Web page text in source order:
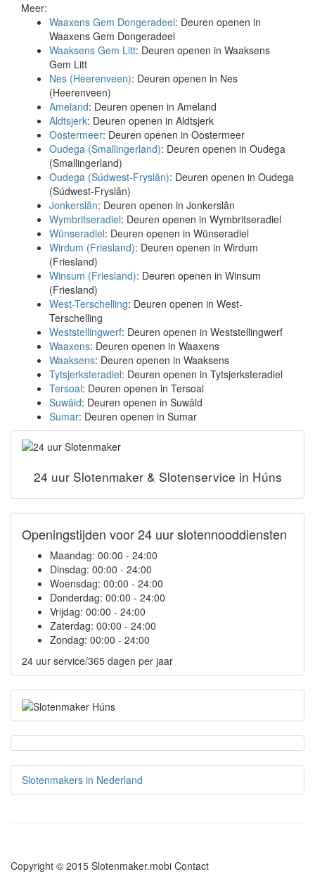
Meer:
Waaxens Gem Dongeradeel: Deuren openen in
Waaxens Gem Dongeradeel
Waaksens Gem Litt: Deuren openen in Waaksens
Gem Litt
Nes (Heerenveen): Deuren openen in Nes
(Heerenveen)
Ameland: Deuren openen in Ameland
Aldtsjerk: Deuren openen in Aldtsjerk
Oostermeer: Deuren openen in Oostermeer
Oudega (Smallingerland): Deuren openen in Oudega
(Smallingerland)
Oudega (Súdwest-Fryslân): Deuren openen in Oudega
(Súdwest-Fryslân)
Jonkerslân: Deuren openen in Jonkerslân
Wymbritseradiel: Deuren openen in Wymbritseradiel
Wünseradiel: Deuren openen in Wünseradiel
Wirdum (Friesland): Deuren openen in Wirdum
(Friesland)
Winsum (Friesland): Deuren openen in Winsum
(Friesland)
West-Terschelling: Deuren openen in West-
Terschelling
Weststellingwerf: Deuren openen in Weststellingwerf
Waaxens: Deuren openen in Waaxens
Waaksens: Deuren openen in Waaksens
Tytsjerksteradiel: Deuren openen in Tytsjerksteradiel
Tersoal: Deuren openen in Tersoal
Suwâld: Deuren openen in Suwâld
Sumar: Deuren openen in Sumar
24 uur Slotenmaker & Slotenservice in Húns
Openingstijden voor 24 uur slotennooddiensten
Maandag: 00:00 - 24:00
Dinsdag: 00:00 - 24:00
Woensdag: 00:00 - 24:00
Donderdag: 00:00 - 24:00
Vrijdag: 00:00 - 24:00
Zaterdag: 00:00 - 24:00
Zondag: 00:00 - 24:00
24 uur service/365 dagen per jaar
Slotenmakers in Nederland
Copyright © 2015 Slotenmaker.mobi Contact